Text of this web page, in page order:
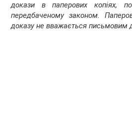
докази в паперових копіях,
передбаченому законом.
доказу не вважається письмовим